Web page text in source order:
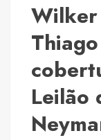
Wilker
Leilão